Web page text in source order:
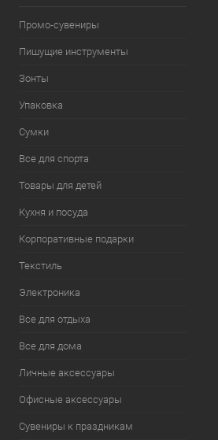
Промо-сувениры
Пишущие инструменты
Зонты
Упаковка
Сумки
Все для спорта
Товары для детей
Кухня и посуда
Корпоративные подарки
Текстиль
Электроника
Все для отдыха
Все для дома
Личные аксессуары
Офисные аксессуары
Сувениры к праздникам